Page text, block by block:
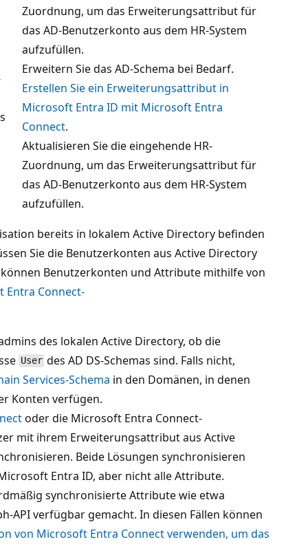
Zuordnung, um das Erweiterungsattribut für
das AD-Benutzerkonto aus dem HR-System
aufzufüllen.
Erweitern Sie das AD-Schema bei Bedarf.
Erstellen Sie ein Erweiterungsattribut in
Microsoft Entra ID mit Microsoft Entra
Connect.
Aktualisieren Sie die eingehende HR-
Zuordnung, um das Erweiterungsattribut für
das AD-Benutzerkonto aus dem HR-System
aufzufüllen.
bereits in lokalem Active Directory befinden
Sie die Benutzerkonten aus Active Directory
Benutzerkonten und Attribute mithilfe von
Entra Connect-
des lokalen Active Directory, ob die
User des AD DS-Schemas sind. Falls nicht,
Services-Schema in den Domänen, in denen
Konten verfügen.
oder die Microsoft Entra Connect-
mit ihrem Erweiterungsattribut aus Active
Beide Lösungen synchronisieren
Entra ID, aber nicht alle Attribute.
synchronisierte Attribute wie etwa
API verfügbar gemacht. In diesen Fällen können
von Microsoft Entra Connect verwenden, um das